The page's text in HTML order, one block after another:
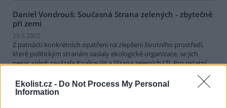
Ekolist.cz - Do Not Process My Personal
Information
Daniel Vondrouš: Současná Strana zelených - zbytečně
při zemi
29.5.2002
Z patnácti konkrétních opatření na zlepšení životního prostředí,
které politickým stranám zaslaly ekologické organizace, se jich
nejvíc splnit zavázala Koalice (9) a Strana zelených (7). Pro ostatní